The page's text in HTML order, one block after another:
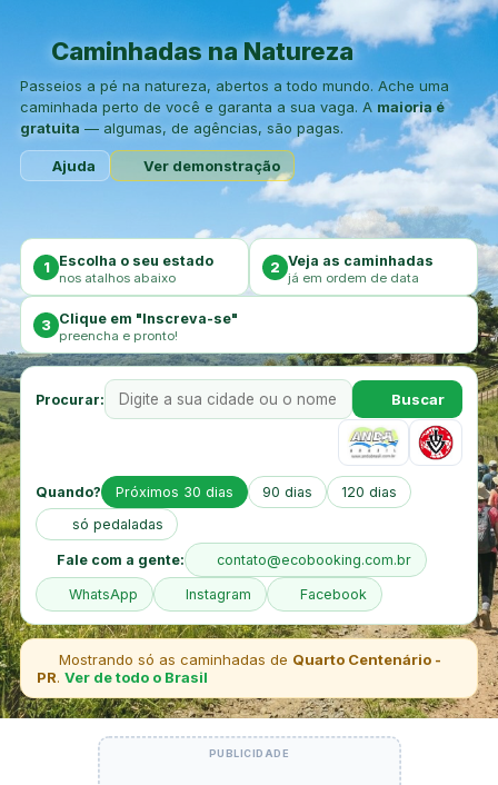
Caminhadas na Natureza
Passeios a pé na natureza, abertos a todo mundo. Ache uma
caminhada perto de você e garanta a sua vaga. A maioria é
gratuita — algumas, de agências, são pagas.
Ajuda Ver demonstração
1 Escolha o seu estado
nos atalhos abaixo
2 Veja as caminhadas
já em ordem de data
3 Clique em "Inscreva-se"
preencha e pronto!
Procurar: Buscar
Quando? Próximos 30 dias 90 dias
120 dias
só pedaladas
Fale com a gente: contato@ecobooking.com.br
WhatsApp Instagram Facebook
Mostrando só as caminhadas de Quarto Centenário -
PR. Ver de todo o Brasil